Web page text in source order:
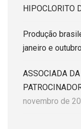
HIPOCLORITO
Produção
janeiro e
ASSOCIADA
novembro de